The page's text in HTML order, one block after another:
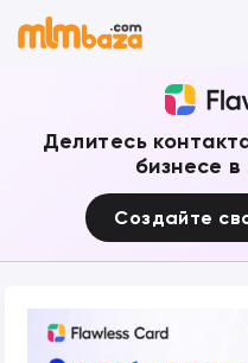
Делитесь
бизнесе
Создайте